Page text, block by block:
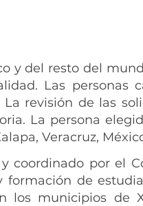
y del resto del
Las personas
revisión de las
La persona
Veracruz,
coordinado por el
formación de
los municipios de